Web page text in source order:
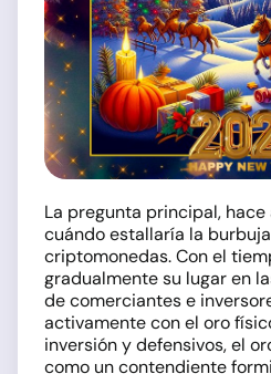
La pregunta principal, hace
cuándo estallaría la
criptomonedas. Con el
gradualmente su lugar en
de comerciantes e
activamente con el oro
inversión y defensivos, el
como un contendiente